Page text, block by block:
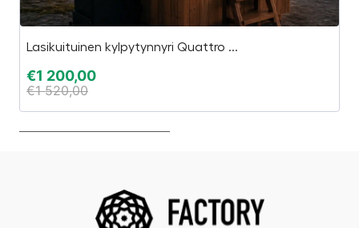
Lasikuituinen kylpytynnyri Quattro ...
€1 200,00
€1 520,00